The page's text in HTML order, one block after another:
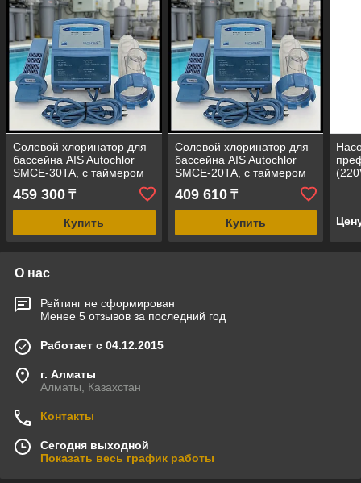
Солевой хлоринатор для
бассейна AIS Autochlor
SMCE-30TA, с таймером
(до 120 м³,
производительность = 33
гр/ч)
459 300 ₸
Купить
Солевой хлоринатор для
бассейна AIS Autochlor
SMCE-20TA, с таймером
производительность = 22
гр/ч)
409 610₸
Купить
О нас
Рейтинг не сформирован
Менее 5 отзывов за последний год
Работает с 04.12.2015
г. Алматы
Алматы, Казахстан
Контакты
Сегодня выходной
Показать весь график работы